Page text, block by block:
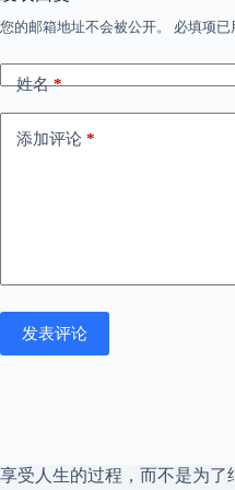
您的邮箱地址不会被公开。 必填项已
姓名*
添加评论 *
发表评论
享受人生的过程，而不是为了